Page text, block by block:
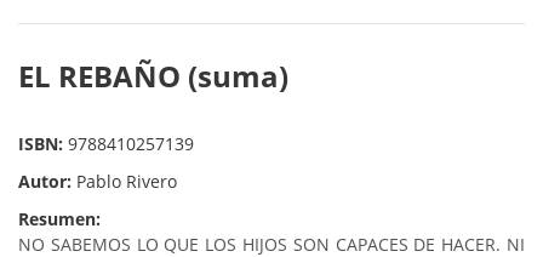
EL REBAÑO (suma)
ISBN: 9788410257139
Autor: Pablo Rivero
Resumen:
NO SABEMOS LO QUE LOS HIJOS SON CAPACES DE HACER. NI